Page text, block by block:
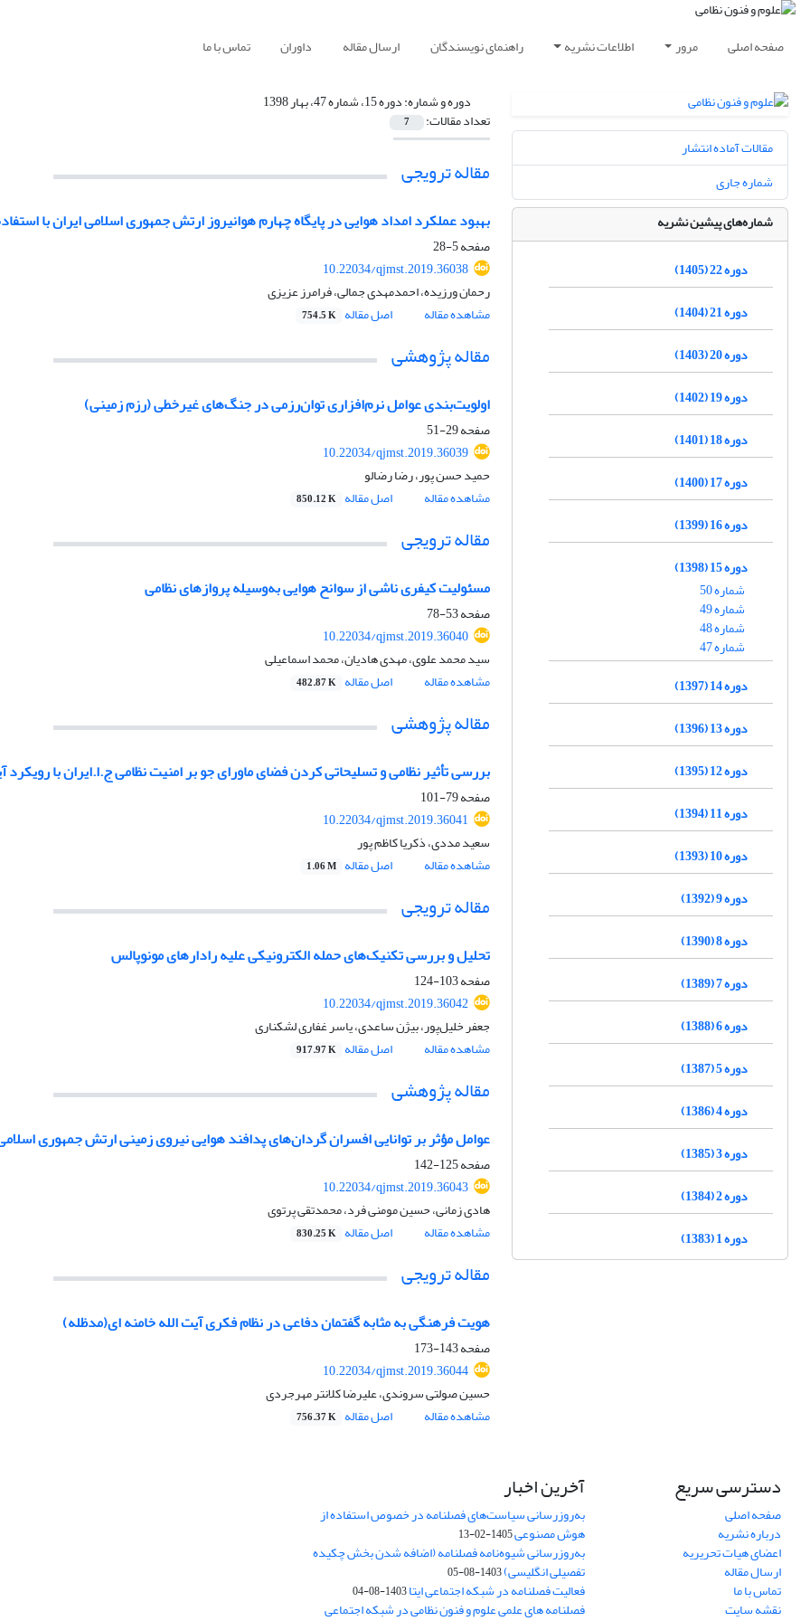
صفحه اصلی مرور اطلاعات نشریه راهنمای نویسندگان ارسال مقاله داوران تماس با ما
دوره و شماره:دوره 15، شماره 47، بهار 1398
تعداد مقالات: 7
مقاله ترویجی
بهبود عملکرد امداد هوایی در پایگاه چهارم هوانیروز ارتش جمهوری اسلامی ایران با
صفحه5-28
10.22034/qjmst.2019.36038
رحمان ورزیده، احمدمهدی جمالی، فرامرز عزیزی
مشاهده مقاله
اصل مقاله 754.5 K
مقاله پژوهشی
اولویت‌بندی عوامل نرم‌افزاری توان‌رزمی در جنگ‌های غیر‌خطی (رزم زمینی)
صفحه29-51
10.22034/qjmst.2019.36039
حمید حسن پور، رضا رضالو
مشاهده مقاله
اصل مقاله 850.12 K
مقاله ترویجی
مسئولیت کیفری ناشی از سوانح هوایی به‌وسیله پروازهای نظامی
صفحه53-78
10.22034/qjmst.2019.36040
سید محمد علوی، مهدی هادیان، محمد اسماعیلی
مشاهده مقاله
اصل مقاله 482.87 K
مقاله پژوهشی
بررسی تأثیر نظامی و تسلیحاتی کردن فضای ماورای جو بر امنیت نظامی ج.ا.ایران با رویکرد
صفحه79-101
10.22034/qjmst.2019.36041
سعید مددی، ذکریا کاظم پور
مشاهده مقاله
اصل مقاله 1.06 M
مقاله ترویجی
تحلیل و بررسی تکنیک‌های حمله الکترونیکی علیه رادارهای مونوپالس
صفحه103-124
10.22034/qjmst.2019.36042
جعفر خلیل‌پور، بیژن ساعدی، یاسر غفاری لشکناری
مشاهده مقاله
اصل مقاله 917.97 K
مقاله پژوهشی
عوامل مؤثر بر توانایی افسران گردان‌های پدافند هوایی نیروی زمینی ارتش جمهوری
صفحه125-142
10.22034/qjmst.2019.36043
هادی زمانی، حسین مومنی فرد، محمدتقی پرتوی
مشاهده مقاله
اصل مقاله 830.25 K
مقاله ترویجی
هویت فرهنگی به مثابه گفتمان دفاعی در نظام فکری آیت الله خامنه ای(مدظله)
صفحه143-173
10.22034/qjmst.2019.36044
حسین صولتی سروندی، علیرضا کلانتر مهرجردی
مشاهده مقاله
اصل مقاله 756.37 K
مقالات آماده انتشار
شماره جاری
شماره‌های پیشین نشریه
دوره 22 (1405)
دوره 21 (1404)
دوره 20 (1403)
دوره 19 (1402)
دوره 18 (1401)
دوره 17 (1400)
دوره 16 (1399)
دوره 15 (1398)
شماره 50
شماره 49
شماره 48
شماره 47
دوره 14 (1397)
دوره 13 (1396)
دوره 12 (1395)
دوره 11 (1394)
دوره 10 (1393)
دوره 9 (1392)
دوره 8 (1390)
دوره 7 (1389)
دوره 6 (1388)
دوره 5 (1387)
دوره 4 (1386)
دوره 3 (1385)
دوره 2 (1384)
دوره 1 (1383)
دسترسی سریع
صفحه اصلی
درباره نشریه
اعضای هیات تحریریه
ارسال مقاله
تماس با ما
نقشه سایت
آخرین اخبار
به‌روزرسانی سیاست‌های فصلنامه در خصوص استفاده از
هوش مصنوعی1405-02-13
به‌روزرسانی شیوه‌نامه فصلنامه (اضافه شدن بخش چکیده
تفصیلی انگلیسی)1403-08-05
فعالیت فصلنامه در شبکه اجتماعی ایتا1403-08-04
فصلنامه های علمی علوم و فنون نظامی در شبکه اجتماعی